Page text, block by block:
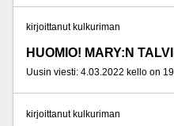
kirjoittanut kulkuriman
HUOMIO! MARY:N
Uusin viesti: 4.03.2022 kello on
kirjoittanut kulkuriman